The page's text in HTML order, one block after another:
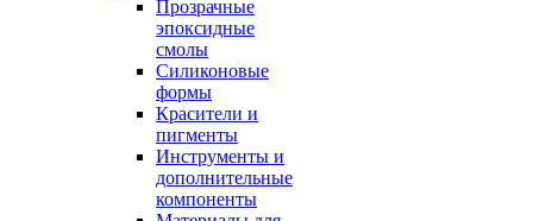
Прозрачные
эпоксидные
смолы
Силиконовые
формы
Красители и
пигменты
Инструменты и
дополнительные
компоненты